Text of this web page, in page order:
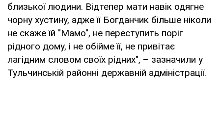
близької людини. Відтепер мати навік одягне
чорну хустину, адже її Богданчик більше ніколи
не скаже їй "Мамо", не переступить поріг
рідного дому, і не обійме її, не привітає
лагідним словом своїх рідних", – зазначили у
Тульчинській районні державній адміністрації.